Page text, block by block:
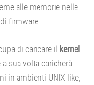
alle memorie nelle
firmware.
di caricare il kernel
sua volta caricherà
in ambienti UNIX like,